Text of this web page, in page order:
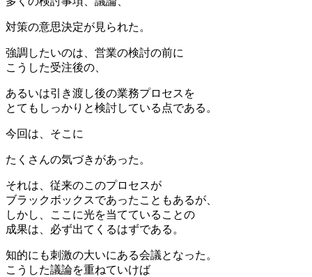
対策の意思決定が見られた。
強調したいのは、営業の検討の前に
こうした受注後の、
あるいは引き渡し後の業務プロセスを
とてもしっかりと検討している点である。
今回は、そこに
たくさんの気づきがあった。
それは、従来のこのプロセスが
ブラックボックスであったこともあるが、
しかし、ここに光を当てていることの
成果は、必ず出てくるはずである。
知的にも刺激の大いにある会議となった。
こうした議論を重ねていけば